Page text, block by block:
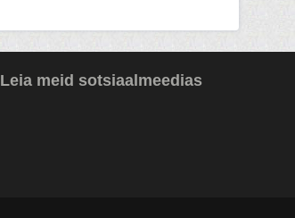
Leia meid sotsiaalmeedias